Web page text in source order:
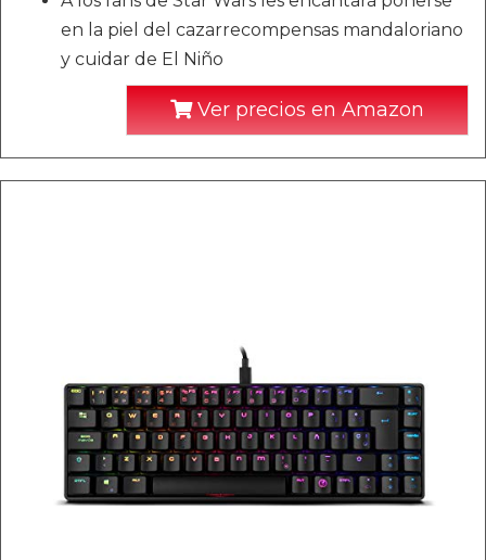
en la piel del cazarrecompensas mandaloriano
y cuidar de El Niño
Ver precios en Amazon